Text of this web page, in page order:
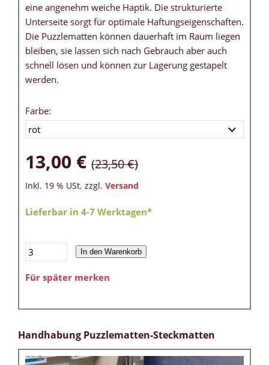
eine angenehm weiche Haptik. Die strukturierte
Unterseite sorgt für optimale Haftungseigenschaften.
Die Puzzlematten können dauerhaft im Raum liegen
bleiben, sie lassen sich nach Gebrauch aber auch
schnell lösen und können zur Lagerung gestapelt
werden.
Farbe:
13,00 € (23,50 €)
Inkl. 19 % USt. zzgl. Versand
Lieferbar in 4-7 Werktagen*
In den Warenkorb
Für später merken
Handhabung Puzzlematten-Steckmatten